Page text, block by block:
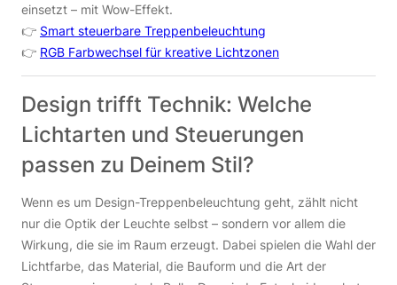
einsetzt – mit Wow-Effekt.
👉 Smart steuerbare Treppenbeleuchtung
👉 RGB Farbwechsel für kreative Lichtzonen
Design trifft Technik: Welche
Lichtarten und Steuerungen
passen zu Deinem Stil?
Wenn es um Design-Treppenbeleuchtung geht, zählt nicht
nur die Optik der Leuchte selbst – sondern vor allem die
Wirkung, die sie im Raum erzeugt. Dabei spielen die Wahl der
Lichtfarbe, das Material, die Bauform und die Art der